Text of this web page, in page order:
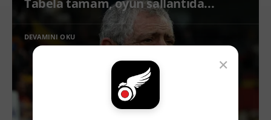
Tabela tamam, oyun sallantıda...
DEVAMINI OKU
×